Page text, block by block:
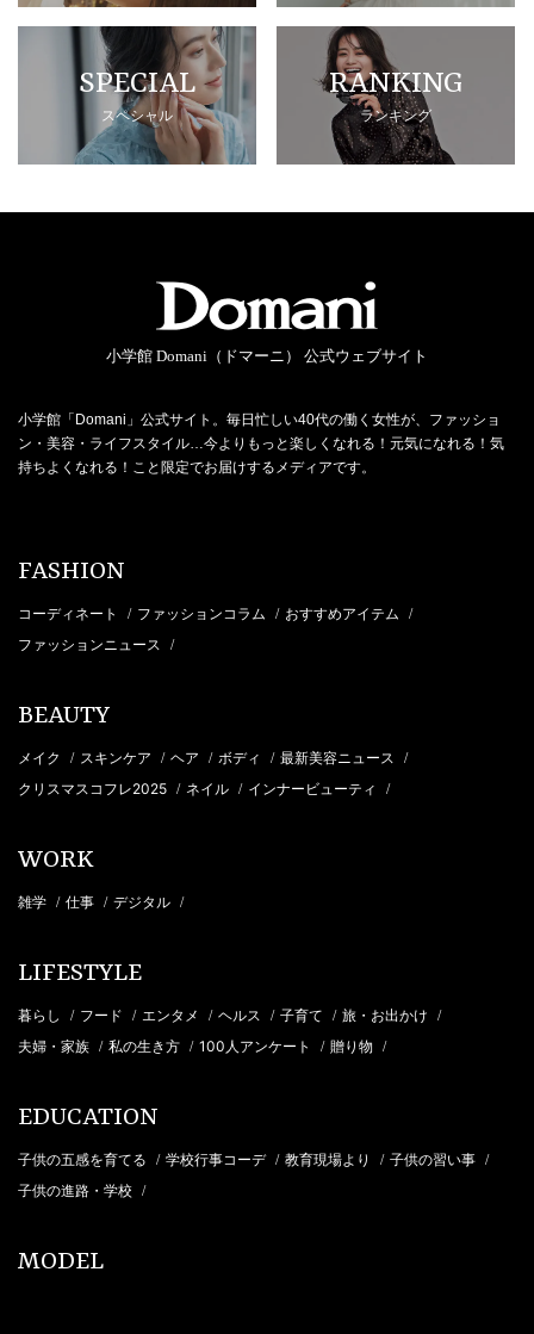
SPECIAL
スペシャル
RANKING
ランキング
小学館 Domani（ドマーニ） 公式ウェブサイト
小学館「Domani」公式サイト。毎日忙しい40代の働く女性が、ファッショ
ン・美容・ライフスタイル…今よりもっと楽しくなれる！元気になれる！気
持ちよくなれる！こと限定でお届けするメディアです。
FASHION
コーディネート / ファッションコラム / おすすめアイテム /
ファッションニュース /
BEAUTY
メイク / スキンケア / ヘア / ボディ / 最新美容ニュース /
クリスマスコフレ2025 / ネイル / インナービューティ /
WORK
雑学 / 仕事 / デジタル /
LIFESTYLE
暮らし / フード / エンタメ / ヘルス / 子育て / 旅・お出かけ /
夫婦・家族 / 私の生き方 / 100人アンケート / 贈り物 /
EDUCATION
子供の五感を育てる / 学校行事コーデ / 教育現場より / 子供の習い事 /
子供の進路・学校 /
MODEL